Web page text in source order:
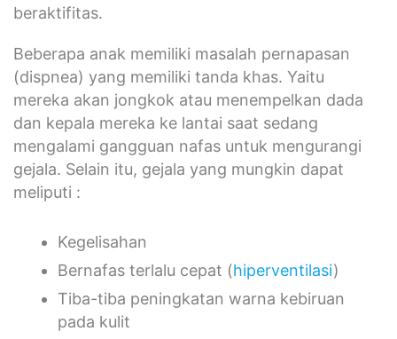
beraktifitas.
Beberapa anak memiliki masalah pernapasan
(dispnea) yang memiliki tanda khas. Yaitu
mereka akan jongkok atau menempelkan dada
dan kepala mereka ke lantai saat sedang
mengalami gangguan nafas untuk mengurangi
gejala. Selain itu, gejala yang mungkin dapat
meliputi :
Kegelisahan
Bernafas terlalu cepat (hiperventilasi)
Tiba-tiba peningkatan warna kebiruan
pada kulit